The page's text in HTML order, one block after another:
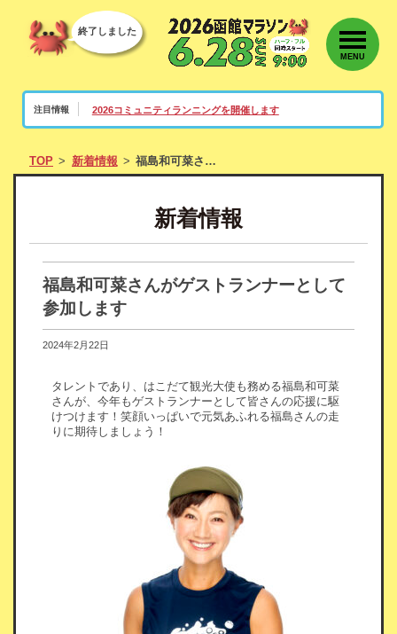
MENU
注目情報 2026コミュニティランニングを開催します
終了しました
TOP 新着情報 福島和可菜さんがゲストランナーとして参加します
新着情報
福島和可菜さんがゲストランナーとして
参加します
2024年2月22日
タレントであり、はこだて観光大使も務める福島和可菜
さんが、今年もゲストランナーとして皆さんの応援に駆
けつけます！笑顔いっぱいで元気あふれる福島さんの走
りに期待しましょう！